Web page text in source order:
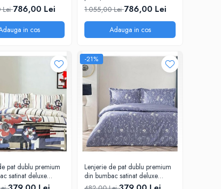
satinat tesatura
TAC Bellamy
Lei786,00 Lei
in cos
perna, bumbac satinat tesatura
Jacquard, TAC Octavia
1.055,00 Lei786,00 Lei
Adauga in cos
pat dublu premium
satinat deluxe
Vanessa
-21%
Lenjerie de pat dublu premium
din bumbac satinat deluxe
100% TAC, Jeanne